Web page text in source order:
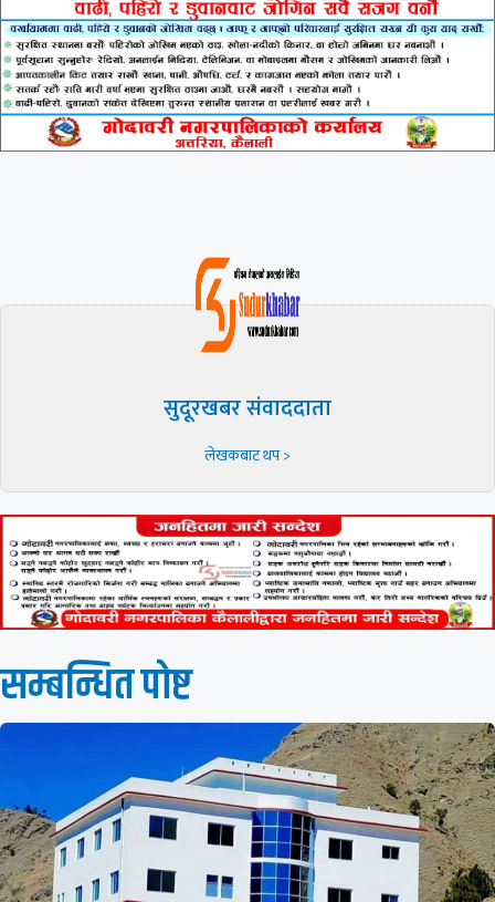
सुदूरखबर संवाददाता
लेखकबाट थप >
सम्बन्धित पाेष्ट